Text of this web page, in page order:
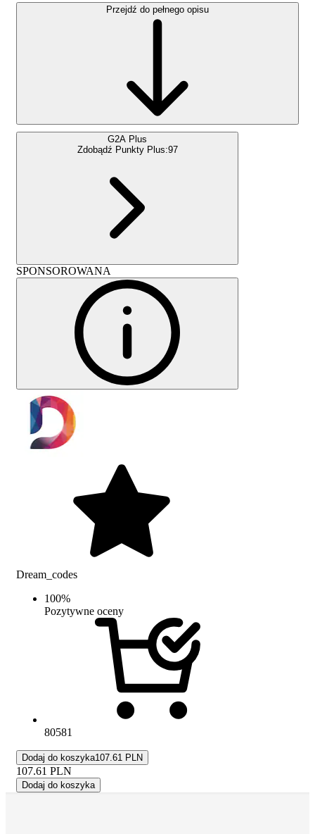
Przejdź do pełnego opisu
G2A Plus
Zdobądź Punkty Plus:97
SPONSOROWANA
Dream_codes
100%
Pozytywne oceny
80581
Dodaj do koszyka107.61 PLN
107.61 PLN
Dodaj do koszyka